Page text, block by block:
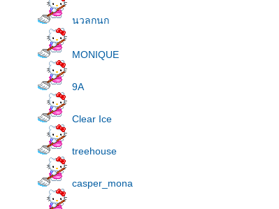
นวลกนก
MONIQUE
9A
Clear Ice
treehouse
casper_mona